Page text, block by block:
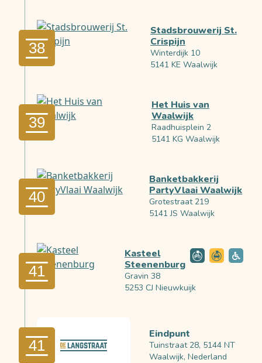
38
Stadsbrouwerij St.
Crispijn
Winterdijk 10
5141 KE Waalwijk
39
Het Huis van
Waalwijk
Raadhuisplein 2
5141 KG Waalwijk
40
Banketbakkerij
PartyVlaai Waalwijk
Grotestraat 219
5141 JS Waalwijk
41
Kasteel
Steenenburg
Gravin 38
5253 CJ Nieuwkuijk
41
Eindpunt
Tuinstraat 28, 5144 NT
Waalwijk, Nederland